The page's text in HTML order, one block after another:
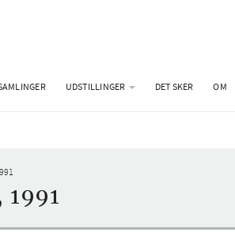
UDSTILLINGER DET SKER OM